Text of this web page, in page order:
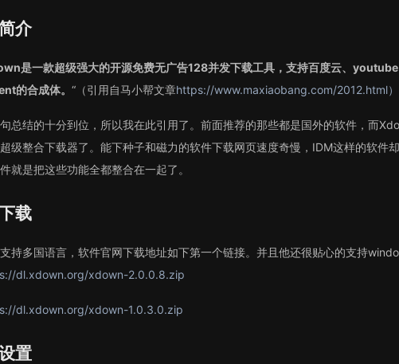
介
是一款超级强大的开源免费无广告128并发下载工具，支持百度云、
的合成体。 “（引用自马小帮文章https://www.maxiaobang.com/2012.html）
总结的十分到位，所以我在此引用了。前面推荐的那些都是国外的软件，而
级整合下载器了。能下种子和磁力的软件下载网页速度奇慢，IDM这样的软件
就是把这些功能全都整合在一起了。
载
持多国语言，软件官网下载地址如下第一个链接。并且他还很贴心的支持
dl.xdown.org/xdown-2.0.0.8.zip
dl.xdown.org/xdown-1.0.3.0.zip
置